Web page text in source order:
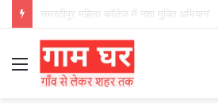
हड़ताली सफाईकर्मियों ने नगर निगम का घेराव
Menu